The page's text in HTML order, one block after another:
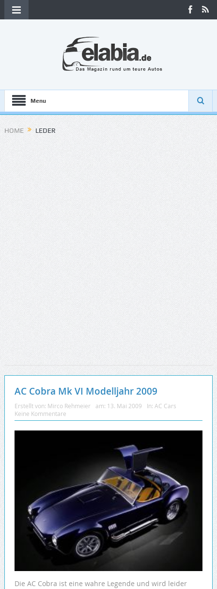
Menu
HOME LEDER
AC Cobra Mk VI Modelljahr 2009
Erstellt von: Mirco Rehmeier am: 13. Mai 2009 In: AC Cars
Keine Kommentare
Die AC Cobra ist eine wahre Legende und wird leider